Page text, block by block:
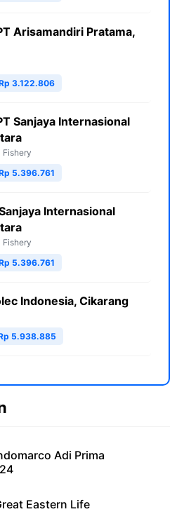
Arisamandiri Pratama,
3.122.806
Sanjaya Internasional
Fishery
5.396.761
Internasional
Fishery
5.396.761
Indonesia, Cikarang
5.938.885
Adi Prima
Eastern Life